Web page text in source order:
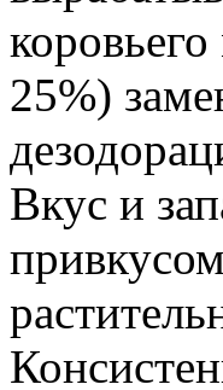
25%)
Вкус и